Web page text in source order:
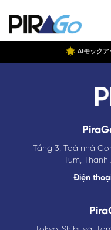
AIモックア
Tầng 3, Toà nhà
Tum,
Điện thoại